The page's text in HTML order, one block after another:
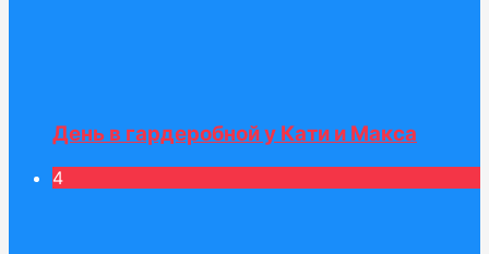
День в гардеробной у Кати и Макса
4